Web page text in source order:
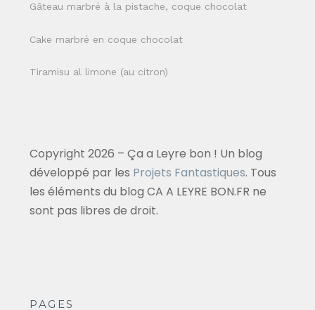
Gâteau marbré à la pistache, coque chocolat
Cake marbré en coque chocolat
Tiramisu al limone (au citron)
Copyright 2026 – Ça a Leyre bon ! Un blog
développé par les Projets Fantastiques. Tous
les éléments du blog CA A LEYRE BON.FR ne
sont pas libres de droit.
PAGES